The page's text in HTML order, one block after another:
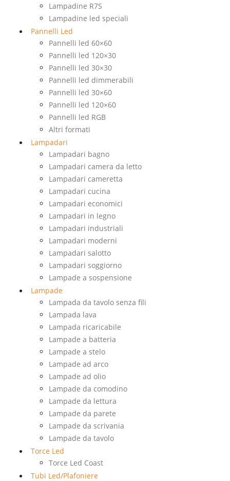
Lampadine R7S
Lampadine led speciali
Pannelli Led
Pannelli led 60×60
Pannelli led 120×30
Pannelli led 30×30
Pannelli led dimmerabili
Pannelli led 30×60
Pannelli led 120×60
Pannelli led RGB
Altri formati
Lampadari
Lampadari bagno
Lampadari camera da letto
Lampadari cameretta
Lampadari cucina
Lampadari economici
Lampadari in legno
Lampadari industriali
Lampadari moderni
Lampadari salotto
Lampadari soggiorno
Lampade a sospensione
Lampade
Lampada da tavolo senza fili
Lampada lava
Lampada ricaricabile
Lampade a batteria
Lampade a stelo
Lampade ad arco
Lampade ad olio
Lampade da comodino
Lampade da lettura
Lampade da parete
Lampade da scrivania
Lampade da tavolo
Torce Led
Torce Led Coast
Tubi Led/Plafoniere